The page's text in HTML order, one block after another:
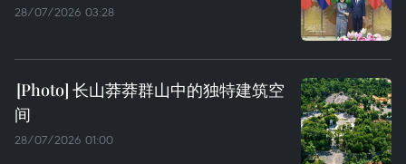
28/07/2026 03:28
长山莽莽群山中的独特建筑空
间
28/07/2026 01:00